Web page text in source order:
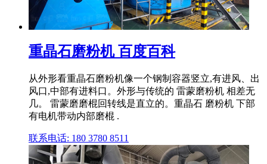
重晶石磨粉机 百度百科
从外形看重晶石磨粉机像一个钢制容器竖立,有进风、出
风口,中部有进料口。外形与传统的 雷蒙磨粉机 相差无
几。 雷蒙磨磨棍回转线是直立的。重晶石 磨粉机 下部
有电机带动内部磨棍 .
联系电话: 180 3780 8511